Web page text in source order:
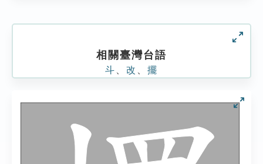
相關臺灣台語
斗 改 擺